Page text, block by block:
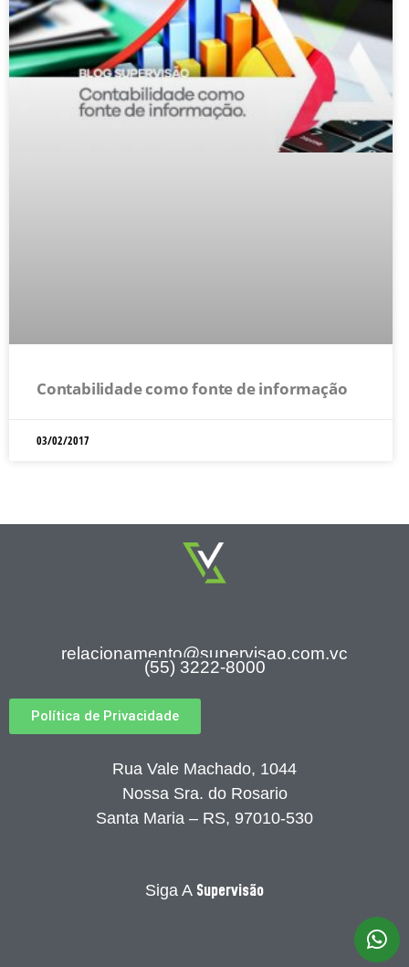
Contabilidade como fonte de informação
03/02/2017
relacionamento@supervisao.com.vc
(55) 3222-8000
Política de Privacidade
Rua Vale Machado, 1044
Nossa Sra. do Rosario
Santa Maria – RS, 97010-530
Siga A Supervisão